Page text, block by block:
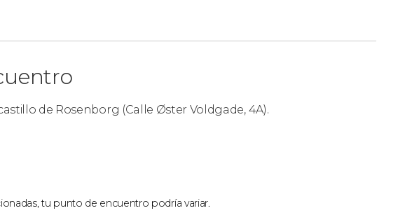
de Rosenborg (Calle Øster Voldgade, 4A).
tu punto de encuentro podría variar.